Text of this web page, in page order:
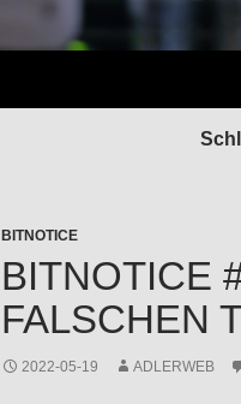
BITNOTICE
BITNOTICE
FALSCHEN
2022-05-19 ADLERWEB